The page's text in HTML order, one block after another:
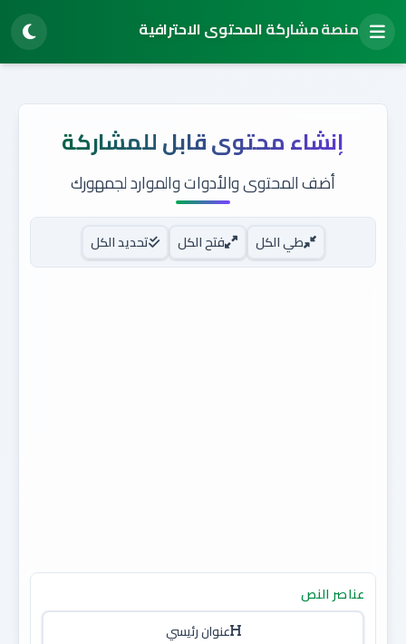
إلى
المحتوى
منصة مشاركة المحتوى الاحترافية
إنشاء محتوى قابل للمشاركة
أضف المحتوى والأدوات والموارد لجمهورك
طي الكل فتح الكل تحديد الكل
عناصر النص
عنوان رئيسي